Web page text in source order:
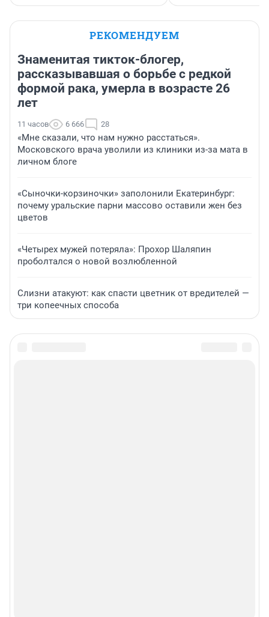
РЕКОМЕНДУЕМ
Знаменитая тикток-блогер,
рассказывавшая о борьбе с редкой
формой рака, умерла в возрасте 26
лет
11 часов 6 666 28
«Мне сказали, что нам нужно расстаться».
Московского врача уволили из клиники из-за мата в
личном блоге
«Сыночки-корзиночки» заполонили Екатеринбург:
почему уральские парни массово оставили жен без
цветов
«Четырех мужей потеряла»: Прохор Шаляпин
проболтался о новой возлюбленной
Слизни атакуют: как спасти цветник от вредителей —
три копеечных способа